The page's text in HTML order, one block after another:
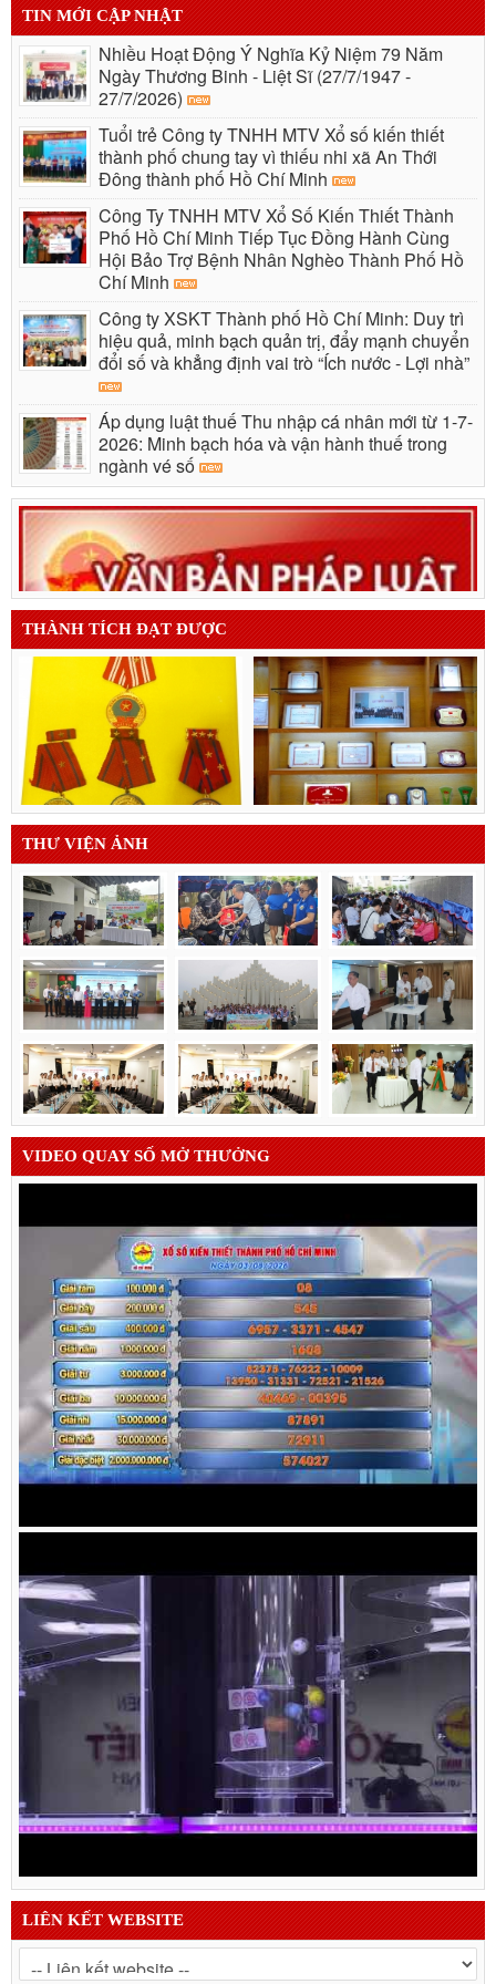
TIN MỚI CẬP NHẬT
Nhiều Hoạt Động Ý Nghĩa Kỷ Niệm 79 Năm
Ngày Thương Binh - Liệt Sĩ (27/7/1947 -
27/7/2026)
Tuổi trẻ Công ty TNHH MTV Xổ số kiến thiết
thành phố chung tay vì thiếu nhi xã An Thới
Đông thành phố Hồ Chí Minh
Công Ty TNHH MTV Xổ Số Kiến Thiết Thành
Phố Hồ Chí Minh Tiếp Tục Đồng Hành Cùng
Hội Bảo Trợ Bệnh Nhân Nghèo Thành Phố Hồ
Chí Minh
Công ty XSKT Thành phố Hồ Chí Minh: Duy trì
hiệu quả, minh bạch quản trị, đẩy mạnh chuyển
đổi số và khẳng định vai trò “Ích nước - Lợi nhà”
Áp dụng luật thuế Thu nhập cá nhân mới từ 1-7-
2026: Minh bạch hóa và vận hành thuế trong
ngành vé số
THÀNH TÍCH ĐẠT ĐƯỢC
THƯ VIỆN ẢNH
VIDEO QUAY SỐ MỞ THƯỞNG
LIÊN KẾT WEBSITE